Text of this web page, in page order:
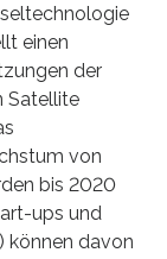
einen
der
Satellite
von
bis 2020
ups und
können davon